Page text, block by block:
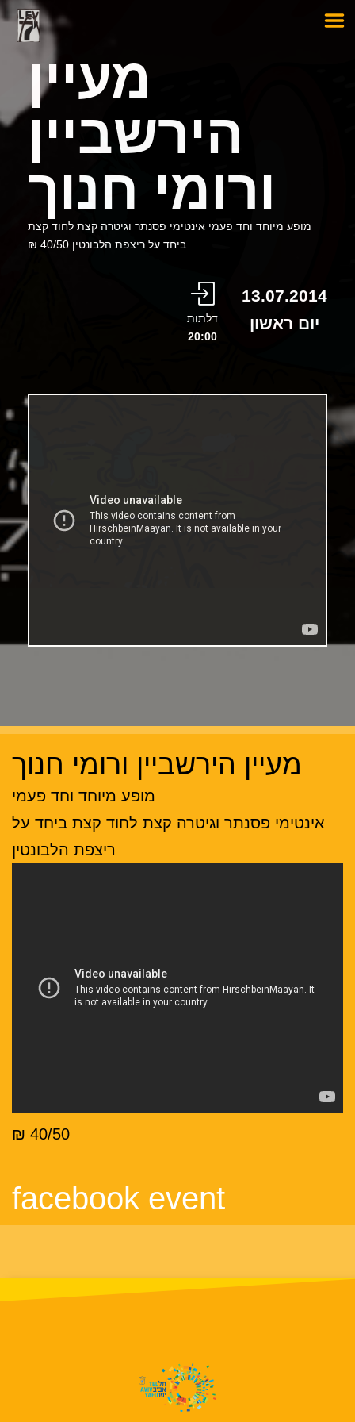
מעיין
הירשביין
ורומי חנוך
מופע מיוחד וחד פעמי אינטימי פסנתר וגיטרה קצת לחוד קצת
ביחד על ריצפת הלבונטין 40/50 ₪
13.07.2014
יום ראשון
דלתות
20:00
מעיין הירשביין ורומי חנוך
מופע מיוחד וחד פעמי
אינטימי פסנתר וגיטרה קצת לחוד קצת ביחד על
ריצפת הלבונטין
40/50 ₪
facebook event